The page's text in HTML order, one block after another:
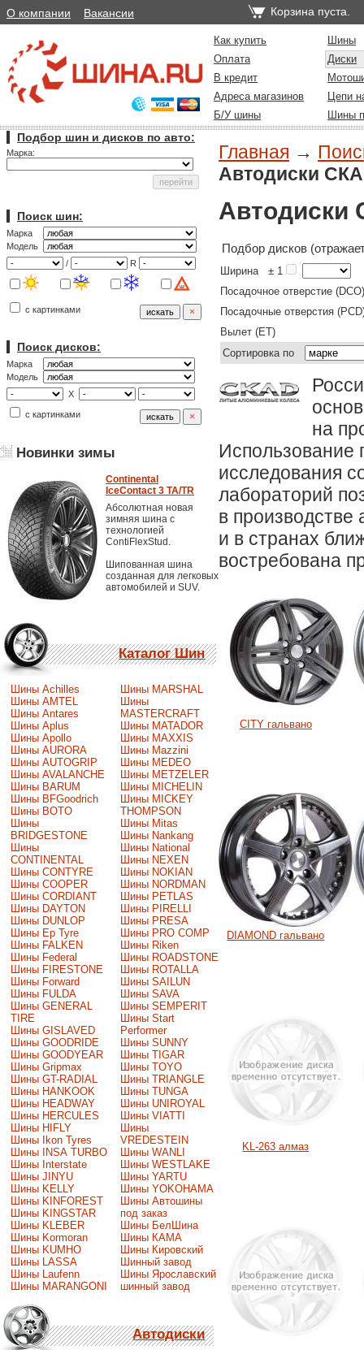
О компании Вакансии Корзина пуста.
Как купить
Шины
Оплата
Диски
В кредит
Адреса магазинов
Цепи
Б/У шины
Шины
Подбор шин и дисков по авто:
Марка:
Поиск шин:
Марка
Модель
/
R
с картинками
Поиск дисков:
Марка
Модель
X
с картинками
Новинки зимы
Continental
IceContact 3 TA/TR
Абсолютная новая
зимняя шина с
технологией
ContiFlexStud.
Шипованная шина
созданная для легковых
автомобилей и SUV.
Каталог Шин
Шины Achilles
Шины AMTEL
Шины Antares
Шины Aplus
Шины Apollo
Шины AURORA
Шины AUTOGRIP
Шины AVALANCHE
Шины BARUM
Шины BFGoodrich
Шины BOTO
Шины
BRIDGESTONE
Шины
CONTINENTAL
Шины CONTYRE
Шины COOPER
Шины CORDIANT
Шины DAYTON
Шины DUNLOP
Шины Ep Tyre
Шины FALKEN
Шины Federal
Шины FIRESTONE
Шины Forward
Шины FULDA
Шины GENERAL
TIRE
Шины GISLAVED
Шины GOODRIDE
Шины GOODYEAR
Шины Gripmax
Шины GT-RADIAL
Шины HANKOOK
Шины HEADWAY
Шины HERCULES
Шины HIFLY
Шины Ikon Tyres
Шины INSA TURBO
Шины Interstate
Шины JINYU
Шины KELLY
Шины KINFOREST
Шины KINGSTAR
Шины KLEBER
Шины Kormoran
Шины KUMHO
Шины LASSA
Шины Laufenn
Шины MARANGONI
Шины MARSHAL
Шины
MASTERCRAFT
Шины MATADOR
Шины MAXXIS
Шины Mazzini
Шины MEDEO
Шины METZELER
Шины MICHELIN
Шины MICKEY
THOMPSON
Шины Mitas
Шины Nankang
Шины National
Шины NEXEN
Шины NOKIAN
Шины NORDMAN
Шины PETLAS
Шины PIRELLI
Шины PRESA
Шины PRO COMP
Шины Riken
Шины ROADSTONE
Шины ROTALLA
Шины SAILUN
Шины SAVA
Шины SEMPERIT
Шины Start
Performer
Шины SUNNY
Шины TIGAR
Шины TOYO
Шины TRIANGLE
Шины TUNGA
Шины UNIROYAL
Шины VIATTI
Шины
VREDESTEIN
Шины WANLI
Шины WESTLAKE
Шины YARTU
Шины YOKOHAMA
Шины Автошины
под заказ
Шины БелШина
Шины КАМА
Шины Кировский
Шинный завод
Шины Ярославский
шинный завод
Автодиски
Главная →
Автодиски
Автодиски
Подбор дисков
Ширина
± 1
Посадочное отверстие (DCO)
Посадочные отверстия
Вылет (ET)
Сортировка по
на
Использование
исследования
лабораторий
в производстве
и в странах
востребована
CITY гальвано
DIAMOND гальвано
KL-263 алмаз